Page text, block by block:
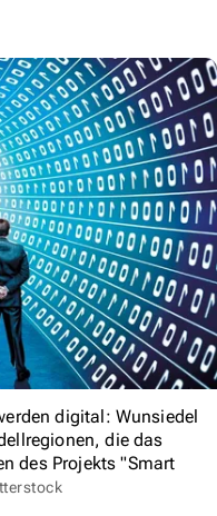
digital: Wunsiedel
die das
des Projekts "Smart